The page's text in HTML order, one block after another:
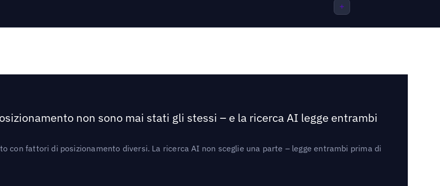
non sono mai stati gli stessi – e la ricerca AI legge entrambi
con fattori di posizionamento diversi. La ricerca AI non sceglie una parte – legge entrambi prima di